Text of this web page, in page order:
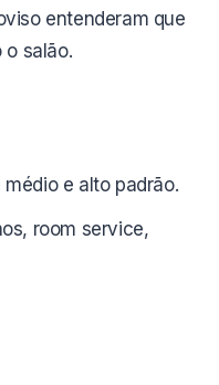
entenderam que
o salão.
e alto padrão.
room service,